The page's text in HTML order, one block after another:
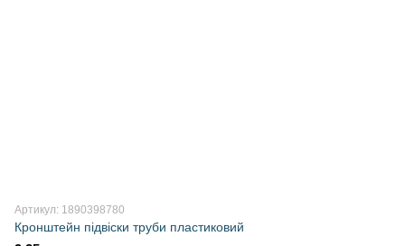
Артикул: 1890398780
Кронштейн підвіски труби пластиковий